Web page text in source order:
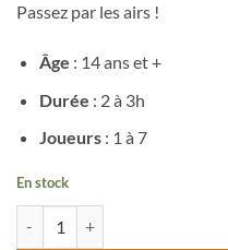
initial
était :
35.00€.
Passez par les airs !
Âge : 14 ans et +
Durée : 2 à 3h
Joueurs: 1 à 7
En stock